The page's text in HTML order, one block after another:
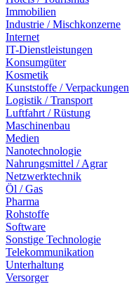
Immobilien
Industrie / Mischkonzerne
Internet
IT-Dienstleistungen
Konsumgüter
Kosmetik
Kunststoffe / Verpackungen
Logistik / Transport
Luftfahrt / Rüstung
Maschinenbau
Medien
Nanotechnologie
Nahrungsmittel / Agrar
Netzwerktechnik
Öl / Gas
Pharma
Rohstoffe
Software
Sonstige Technologie
Telekommunikation
Unterhaltung
Versorger